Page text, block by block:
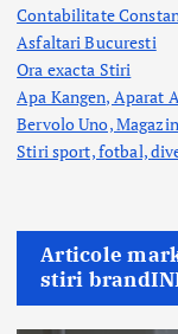
Contabilitate
Asfaltari Bucuresti
Ora exacta Stiri
Apa Kangen, Aparat
Bervolo Uno,
Stiri sport, fotbal,
Articole
stiri